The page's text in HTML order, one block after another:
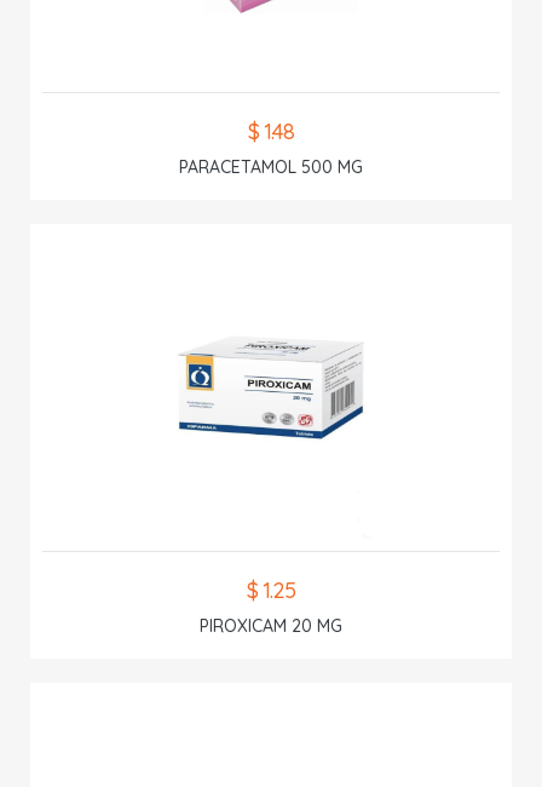
$ 1.48
PARACETAMOL 500 MG
$ 1.25
PIROXICAM 20 MG